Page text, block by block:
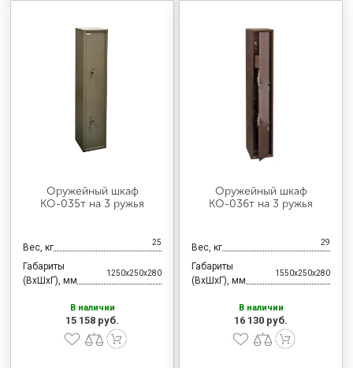
Оружейный шкаф
КО-035т на 3 ружья
Вес, кг 25
Габариты
(ВхШхГ), мм
1250x250x280
В наличии
15 158 руб.
Оружейный шкаф
КО-036т на 3 ружья
Вес, кг 29
Габариты
(ВхШхГ), мм
1550x250x280
В наличии
16 130 руб.